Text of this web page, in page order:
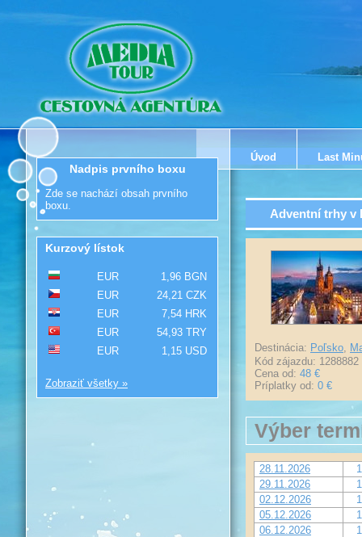
Úvod Last
Adventní trhy v
Destinácia: Poľsko,
Kód zájazdu: 1288882
Cena od: 48 €
Príplatky od: 0 €
Výber
28.11.2026
29.11.2026
02.12.2026
05.12.2026
06.12.2026
Nadpis prvního boxu
Zde se nachází obsah prvního
boxu.
Kurzový lístok
EUR
1,96 BGN
EUR
24,21 CZK
EUR
7,54 HRK
EUR
54,93 TRY
EUR
1,15 USD
Zobraziť všetky »